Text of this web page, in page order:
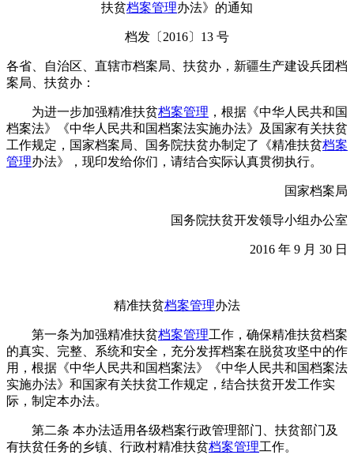
扶贫档案管理办法》的通知
档发〔2016〕13 号
各省、自治区、直辖市档案局、扶贫办，新疆生产建设兵团档
案局、扶贫办：
为进一步加强精准扶贫档案管理 ，根据《中华人民共和国
档案法》《中华人民共和国档案法实施办法》及国家有关扶贫
工作规定，国家档案局、国务院扶贫办制定了《精准扶贫档案
管理办法》，现印发给你们，请结合实际认真贯彻执行。
国家档案局
国务院扶贫开发领导小组办公室
2016 年 9 月 30 日
精准扶贫档案管理办法
第一条为加强精准扶贫档案管理工作，确保精准扶贫档案
的真实、完整、系统和安全，充分发挥档案在脱贫攻坚中的作
用，根据《中华人民共和国档案法》《中华人民共和国档案法
实施办法》和国家有关扶贫工作规定，结合扶贫开发工作实
际，制定本办法。
第二条 本办法适用各级档案行政管理部门、扶贫部门及
有扶贫任务的乡镇、行政村精准扶贫档案管理工作。